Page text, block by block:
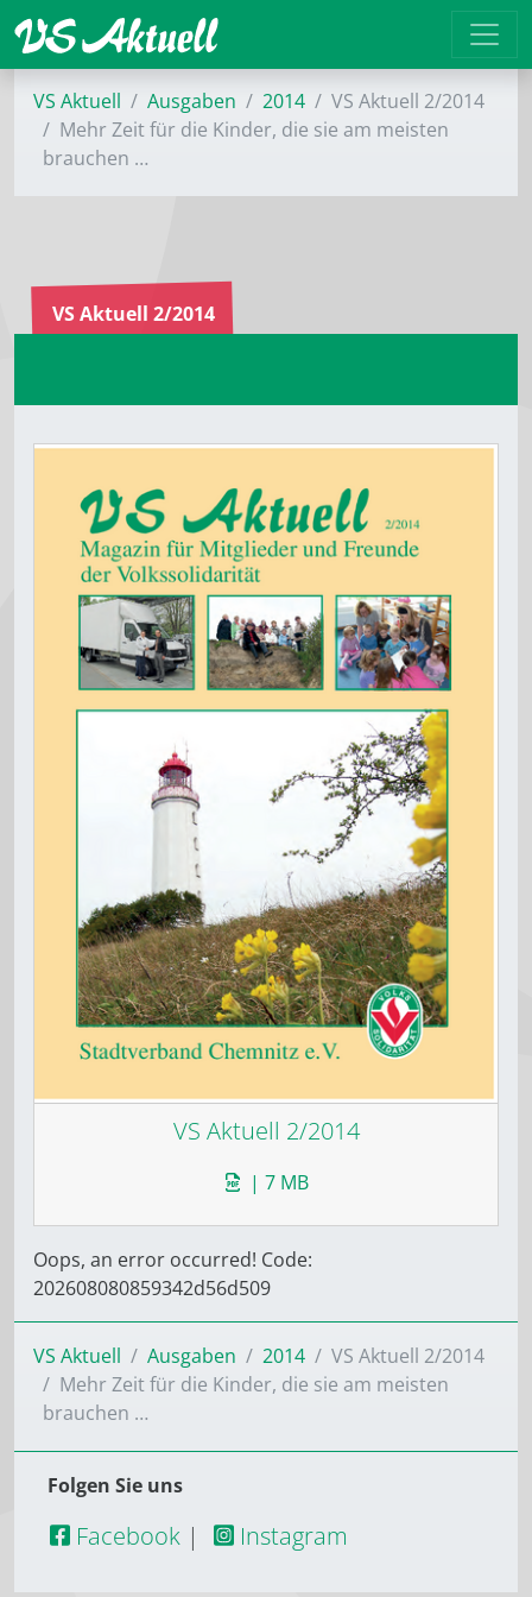
VS Aktuell Ausgaben 2014
VS Aktuell 2/2014
Mehr Zeit für die Kinder, die sie am meisten
brauchen …
VS Aktuell 2/2014
VS Aktuell 2/2014
| 7 MB
Oops, an error occurred! Code:
202608080859342d56d509
VS Aktuell Ausgaben 2014
VS Aktuell 2/2014
Mehr Zeit für die Kinder, die sie am meisten
brauchen …
Folgen Sie uns
Facebook | Instagram